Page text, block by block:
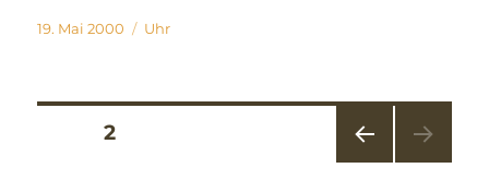
Veröffentlicht
19. Mai 2000 Kategorien
Uhr
Seitennummerierung
SEITE2